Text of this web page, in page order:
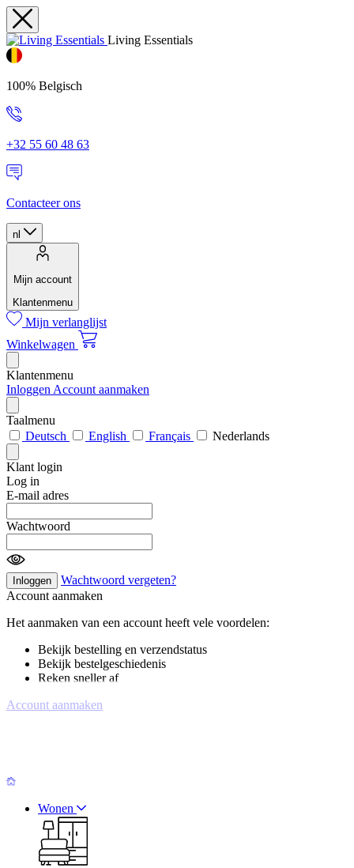
Living Essentials
100% Belgisch
+32 55 60 48 63
Contacteer ons
nl
Mijn account
Klantenmenu
Mijn verlanglijst
Winkelwagen
Klantenmenu
Inloggen Account aanmaken
Taalmenu
Deutsch
English Français Nederlands
Klant login
Log in
E-mail adres
Wachtwoord
Inloggen
Wachtwoord vergeten?
Account aanmaken
Het aanmaken van een account heeft vele voordelen:
Bekijk bestelling en verzendstatus
Bekijk bestelgeschiedenis
Reken sneller af
Account aanmaken
Wonen